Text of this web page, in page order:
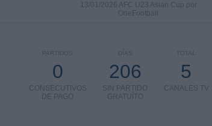
13/01/2026 AFC U23 Asian Cup por
OneFootball
TOTAL
5
CANALES TV
DÍAS
206
SIN PARTIDO
GRATUÍTO
PARTIDOS
0
CONSECUTIVOS
DE PAGO